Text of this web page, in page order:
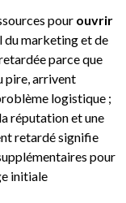
pour ouvrir
du marketing et de
parce que
pire, arrivent
logistique ;
réputation et une
retardé signifie
pour
initiale